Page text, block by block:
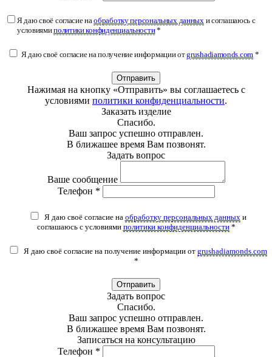
Я даю своё согласие наобработку персональных данных и соглашаюсь с
условиямиполитики конфиденциальности*
Я даю своё согласие на получение информации отgrushadiamonds.com *
Отправить
Нажимая на кнопку «Отправить» вы соглашаетесь с
условиями политики конфиденциальности.
Заказать изделие
Спасибо.
Ваш запрос успешно отправлен.
В ближашее время Вам позвонят.
Задать вопрос
Ваше сообщение
Телефон *
Я даю своё согласие на обработку персональных данных и
соглашаюсь с условиями политики конфиденциальности*
Я даю своё согласие на получение информации от grushadiamonds.com
*
Отправить
Задать вопрос
Спасибо.
Ваш запрос успешно отправлен.
В ближашее время Вам позвонят.
Записаться на консультацию
Телефон *